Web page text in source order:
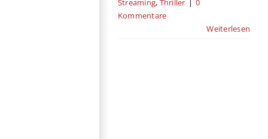
Streaming, Thriller | 0
Kommentare
Weiterlesen